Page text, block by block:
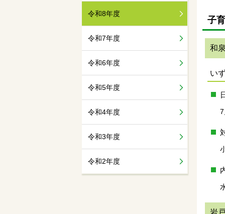
令和8年度
令和7年度
令和6年度
令和5年度
令和4年度
令和3年度
令和2年度
子
和
い
岩